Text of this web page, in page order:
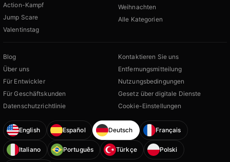
Action-Kampf
Jump Scare
Valentinstag
Weihnachten
Alle Kategorien
Blog
Über uns
Für Entwickler
Für Geschäftskunden
Datenschutzrichtlinie
Kontaktieren Sie uns
Entfernungsmitteilung
Nutzungsbedingungen
Gesetz über digitale Dienste
Cookie-Einstellungen
English Español Deutsch Français
Italiano Português Türkçe Polski